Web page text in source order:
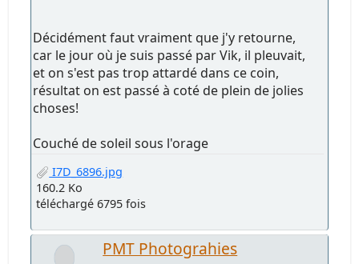
Décidément faut vraiment que j'y retourne,
car le jour où je suis passé par Vik, il pleuvait,
et on s'est pas trop attardé dans ce coin,
résultat on est passé à coté de plein de jolies
choses!
Couché de soleil sous l'orage
I7D_6896.jpg
160.2 Ko
téléchargé 6795 fois
PMT Photograhies